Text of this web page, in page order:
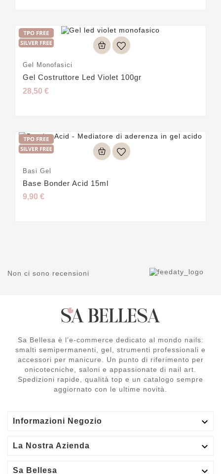
Gel Monofasici
Gel Costruttore Led Violet 100gr
28,50 €
Basi Gel
Base Bonder Acid 15ml
9,90 €
Non ci sono recensioni
Sa Bellesa è l’e-commerce dedicato al mondo nails:
smalti semipermanenti, gel, strumenti professionali e
accessori per manicure. Un punto di riferimento per
onicotecniche, saloni e appassionate di nail art.
Spedizioni rapide, qualità top e un catalogo sempre
aggiornato con le ultime novità.
Informazioni Negozio 
La Nostra Azienda 
Sa Bellesa 